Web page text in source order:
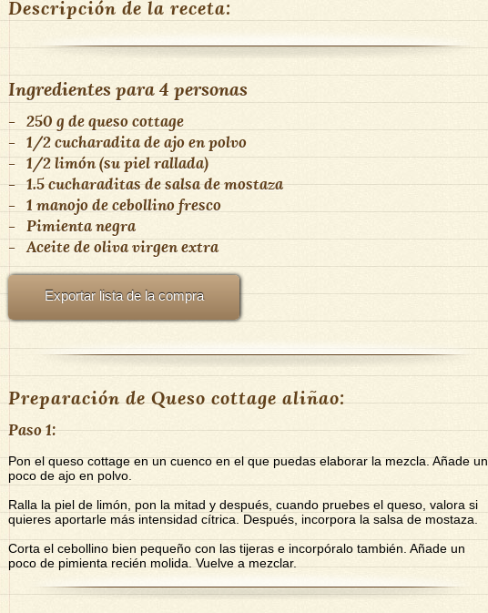
Descripción de la receta:
Ingredientes para4 personas
- 250 g de queso cottage
- 1/2 cucharadita de ajo en polvo
- 1/2 limón (su piel rallada)
- 1.5 cucharaditas de salsa de mostaza
- 1 manojo de cebollino fresco
- Pimienta negra
- Aceite de oliva virgen extra
Exportar lista de la compra
Preparación de Queso cottage aliñao:
Paso 1:
Pon el queso cottage en un cuenco en el que puedas elaborar la mezcla. Añade un
poco de ajo en polvo.
Ralla la piel de limón, pon la mitad y después, cuando pruebes el queso, valora si
quieres aportarle más intensidad cítrica. Después, incorpora la salsa de mostaza.
Corta el cebollino bien pequeño con las tijeras e incorpóralo también. Añade un
poco de pimienta recién molida. Vuelve a mezclar.